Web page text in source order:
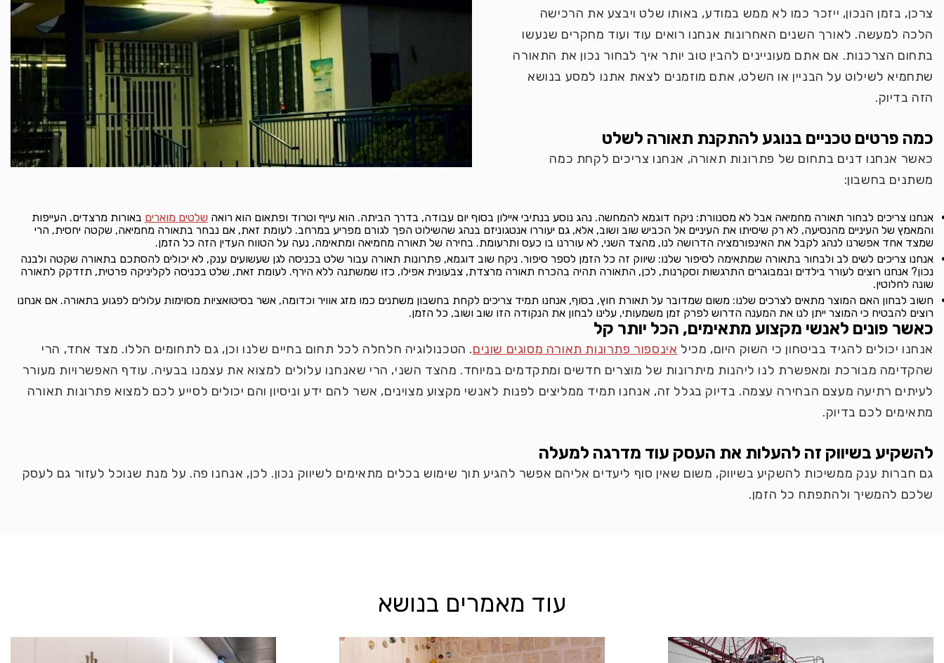
צרכן, בזמן הנכון, ייזכר כמו לא ממש במודע, באותו שלט ויבצע את הרכישה
הלכה למעשה. לאורך השנים האחרונות אנחנו רואים עוד ועוד מחקרים שנעשו
בתחום הצרכנות. אם אתם מעוניינים להבין טוב יותר איך לבחור נכון את התאורה
שתחמיא לשילוט על הבניין או השלט, אתם מוזמנים לצאת אתנו למסע בנושא
הזה בדיוק.
כמה פרטים טכניים בנוגע להתקנת תאורה לשלט
כאשר אנחנו דנים בתחום של פתרונות תאורה, אנחנו צריכים לקחת כמה
משתנים בחשבון:
אנחנו צריכים לבחור תאורה מחמיאה אבל לא מסנוורת: ניקח דוגמא להמחשה. נהג נוסע בנתיבי איילון בסוף יום עבודה, בדרך הביתה. הוא עייף וטרוד ופתאום הוא רואה שלטים מוארים באורות מרצדים. העייפות
והמאמץ של העיניים מהנסיעה, לא רק שיסיתו את העיניים אל הכביש שוב ושוב, אלא, גם יעוררו אנטגוניזם בנהג שהשילוט הפך לגורם מפריע במרחב. לעומת זאת, אם נבחר בתאורה מחמיאה, שקטה יחסית, הרי
שמצד אחד אפשרנו לנהג לקבל את האינפורמציה הדרושה לנו, מהצד השני, לא עוררנו בו כעס ותרעומת. בחירה של תאורה מחמיאה ומתאימה, נעה על הטווח העדין הזה כל הזמן.
אנחנו צריכים לשים לב ולבחור בתאורה שמתאימה לסיפור שלנו: שיווק זה כל הזמן לספר סיפור. ניקח שוב דוגמא, פתרונות תאורה עבור שלט בכניסה לגן שעשועים ענק, לא יכולים להסתכם בתאורה שקטה ולבנה
נכון? אנחנו רוצים לעורר בילדים ובמבוגרים התרגשות וסקרנות, לכן, התאורה תהיה בהכרח תאורה מרצדת, צבעונית אפילו, כזו שמשתנה ללא הירף. לעומת זאת, שלט בכניסה לקליניקה פרטית, תזדקק לתאורה
שונה לחלוטין.
חשוב לבחון האם המוצר מתאים לצרכים שלנו: משום שמדובר על תאורת חוץ, בסוף, אנחנו תמיד צריכים לקחת בחשבון משתנים כמו מזג אוויר וכדומה, אשר בסיטואציות מסוימות עלולים לפגוע בתאורה. אם אנחנו
רוצים להבטיח כי המוצר ייתן לנו את המענה הדרוש לפרק זמן משמעותי, עלינו לבחון את הנקודה הזו שוב ושוב, כל הזמן.
כאשר פונים לאנשי מקצוע מתאימים, הכל יותר קל
אנחנו יכולים להגיד בביטחון כי השוק היום, מכיל אינספור פתרונות תאורה מסוגים שונים. הטכנולוגיה חלחלה לכל תחום בחיים שלנו וכן, גם לתחומים הללו. מצד אחד, הרי
שהקדימה מבורכת ומאפשרת לנו ליהנות מיתרונות של מוצרים חדשים ומתקדמים במיוחד. מהצד השני, הרי שאנחנו עלולים למצוא את עצמנו בבעיה. עודף האפשרויות מעורר
לעיתים רתיעה מעצם הבחירה עצמה. בדיוק בגלל זה, אנחנו תמיד ממליצים לפנות לאנשי מקצוע מצוינים, אשר להם ידע וניסיון והם יכולים לסייע לכם למצוא פתרונות תאורה
מתאימים לכם בדיוק.
להשקיע בשיווק זה להעלות את העסק עוד מדרגה למעלה
גם חברות ענק ממשיכות להשקיע בשיווק, משום שאין סוף ליעדים אליהם אפשר להגיע תוך שימוש בכלים מתאימים לשיווק נכון. לכן, אנחנו פה. על מנת שנוכל לעזור גם לעסק
שלכם להמשיך ולהתפתח כל הזמן.
עוד מאמרים בנושא